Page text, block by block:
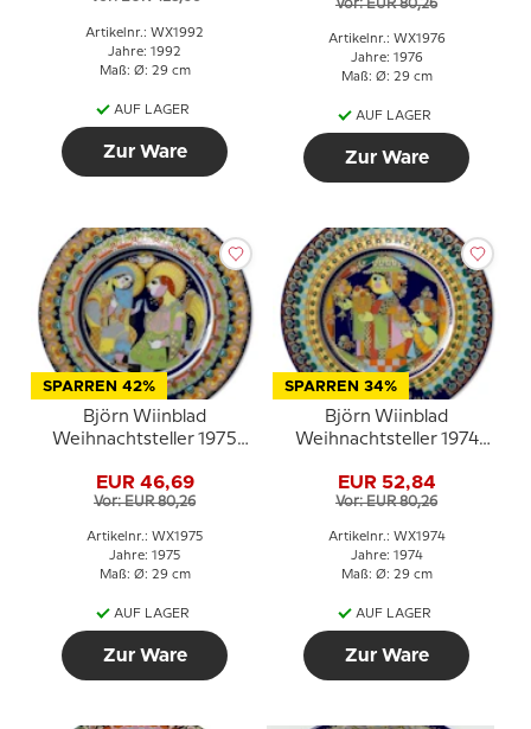
Artikelnr.: WX1992
Jahre: 1992
Maß: Ø: 29 cm
AUF LAGER
Zur Ware
Vor: EUR 80,26
Artikelnr.: WX1976
Jahre: 1976
Maß: Ø: 29 cm
AUF LAGER
Zur Ware
SPARREN 42%
Björn Wiinblad
Weihnachtsteller 1975
EUR 46,69
Vor: EUR 80,26
Artikelnr.: WX1975
Jahre: 1975
Maß: Ø: 29 cm
AUF LAGER
Zur Ware
SPARREN 34%
Björn Wiinblad
Weihnachtsteller 1974
EUR 52,84
Vor: EUR 80,26
Artikelnr.: WX1974
Jahre: 1974
Maß: Ø: 29 cm
AUF LAGER
Zur Ware